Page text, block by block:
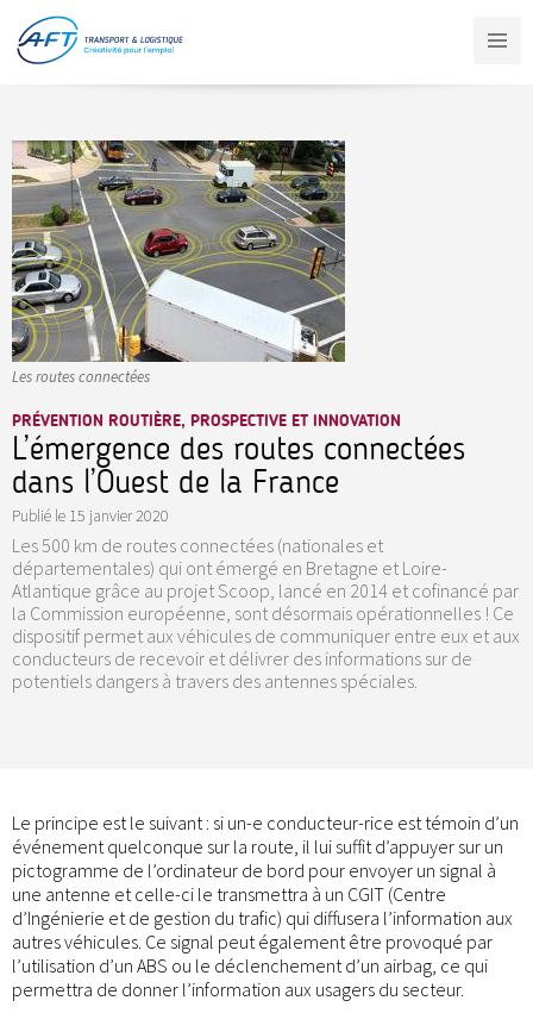
contenu
principal
Les routes connectées
PRÉVENTION ROUTIÈRE, PROSPECTIVE ET INNOVATION
L’émergence des routes connectées
dans l’Ouest de la France
Publié le 15 janvier 2020
Les 500 km de routes connectées (nationales et
départementales) qui ont émergé en Bretagne et Loire-
Atlantique grâce au projet Scoop, lancé en 2014 et cofinancé par
la Commission européenne, sont désormais opérationnelles ! Ce
dispositif permet aux véhicules de communiquer entre eux et aux
conducteurs de recevoir et délivrer des informations sur de
potentiels dangers à travers des antennes spéciales.
Le principe est le suivant : si un-e conducteur-rice est témoin d’un
événement quelconque sur la route, il lui suffit d’appuyer sur un
pictogramme de l’ordinateur de bord pour envoyer un signal à
une antenne et celle-ci le transmettra à un CGIT (Centre
d’Ingénierie et de gestion du trafic) qui diffusera l’information aux
autres véhicules. Ce signal peut également être provoqué par
l’utilisation d’un ABS ou le déclenchement d’un airbag, ce qui
permettra de donner l’information aux usagers du secteur.